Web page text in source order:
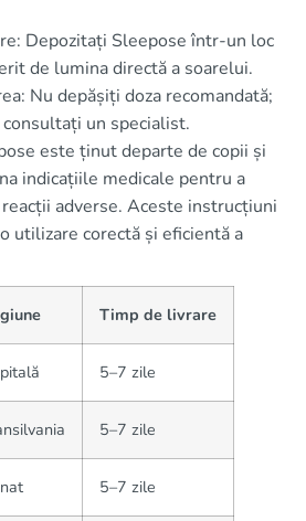
Depozitați Sleepose într-un loc
de lumina directă a soarelui.
Nu depășiți doza recomandată;
un specialist.
este ținut departe de copii și
indicațiile medicale pentru a
adverse. Aceste instrucțiuni
utilizare corectă și eficientă a
Timp de livrare
5–7 zile
5–7 zile
5–7 zile